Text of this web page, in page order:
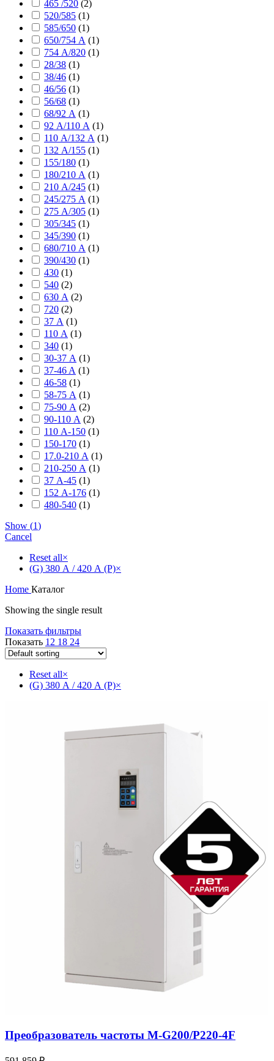
465 /520 (2)
520/585 (1)
585/650 (1)
650/754 А (1)
754 А/820 (1)
28/38 (1)
38/46 (1)
46/56 (1)
56/68 (1)
68/92 А (1)
92 А/110 А (1)
110 А/132 А (1)
132 А/155 (1)
155/180 (1)
180/210 А (1)
210 А/245 (1)
245/275 А (1)
275 А/305 (1)
305/345 (1)
345/390 (1)
680/710 А (1)
390/430 (1)
430 (1)
540 (2)
630 А (2)
720 (2)
37 А (1)
110 А (1)
340 (1)
30-37 А (1)
37-46 A (1)
46-58 (1)
58-75 А (1)
75-90 А (2)
90-110 А (2)
110 А-150 (1)
150-170 (1)
17.0-210 А (1)
210-250 А (1)
37 А-45 (1)
152 А-176 (1)
480-540 (1)
Show (1)
Cancel
Reset all×
(G) 380 А / 420 А (P)×
Home Каталог
Showing the single result
Показать фильтры
Показать 12 18 24
Reset all×
(G) 380 А / 420 А (P)×
Преобразователь частоты M-G200/P220-4F